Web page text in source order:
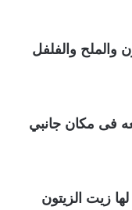
والملح والفلفل
فى مكان جانبي
زيت الزيتون